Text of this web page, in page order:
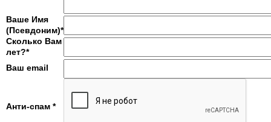
Ваше Имя
(Псевдоним)*
Сколько Вам
лет?*
Ваш email
Анти-спам *